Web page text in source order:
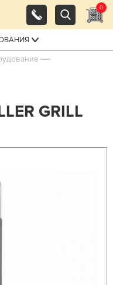
0
GRILL